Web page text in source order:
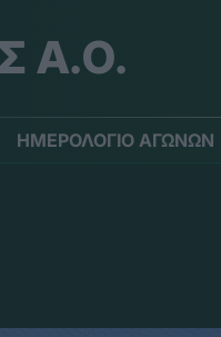
Α.Ο.
ΗΜΕΡΟΛΟΓΙΟ ΑΓΩΝΩΝ